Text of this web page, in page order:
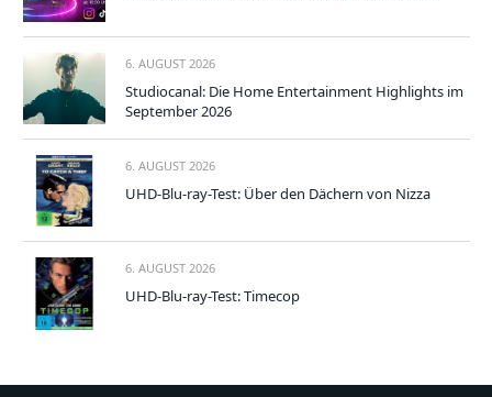
6. AUGUST 2026
Studiocanal: Die Home Entertainment Highlights im
September 2026
6. AUGUST 2026
UHD-Blu-ray-Test: Über den Dächern von Nizza
6. AUGUST 2026
UHD-Blu-ray-Test: Timecop